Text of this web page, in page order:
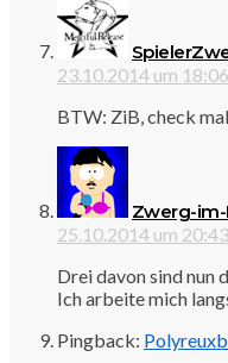
23.10.2014 um
BTW: ZiB, check
Zwerg-im-
25.10.2014 um
Drei davon sind nun
Ich arbeite mich
Pingback: